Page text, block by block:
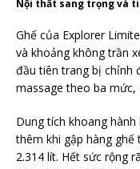
Nội thất sang trọng và
Ghế của Explorer
và khoảng không trần
đầu tiên trang bị chỉnh
massage theo ba
Dung tích khoang
thêm khi gập hàng ghế
2.314 lít. Hết sức rộng